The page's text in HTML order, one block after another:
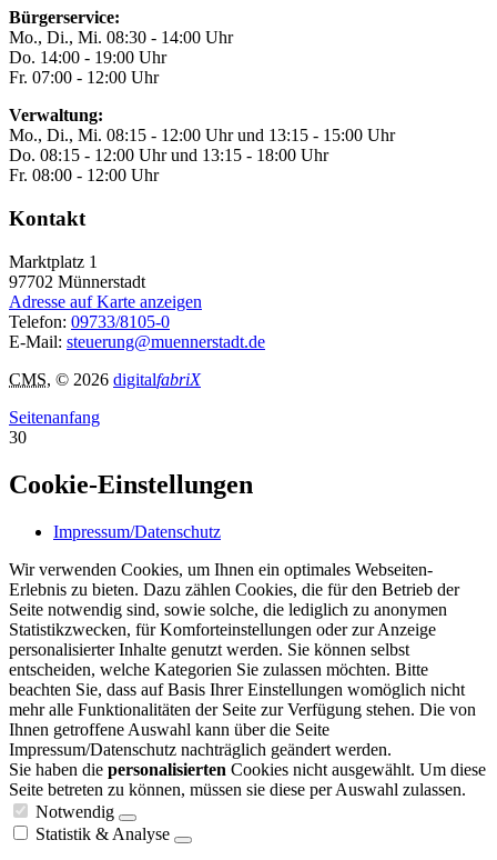
Bürgerservice:
Mo., Di., Mi. 08:30 - 14:00 Uhr
Do. 14:00 - 19:00 Uhr
Fr. 07:00 - 12:00 Uhr
Verwaltung:
Mo., Di., Mi. 08:15 - 12:00 Uhr und 13:15 - 15:00 Uhr
Do. 08:15 - 12:00 Uhr und 13:15 - 18:00 Uhr
Fr. 08:00 - 12:00 Uhr
Kontakt
Marktplatz 1
97702 Münnerstadt
Adresse auf Karte anzeigen
Telefon: 09733/8105-0
E-Mail: steuerung@muennerstadt.de
CMS, © 2026 digitalfabriX
Seitenanfang
30
Cookie-Einstellungen
Impressum/Datenschutz
Wir verwenden Cookies, um Ihnen ein optimales Webseiten-
Erlebnis zu bieten. Dazu zählen Cookies, die für den Betrieb der
Seite notwendig sind, sowie solche, die lediglich zu anonymen
Statistikzwecken, für Komforteinstellungen oder zur Anzeige
personalisierter Inhalte genutzt werden. Sie können selbst
entscheiden, welche Kategorien Sie zulassen möchten. Bitte
beachten Sie, dass auf Basis Ihrer Einstellungen womöglich nicht
mehr alle Funktionalitäten der Seite zur Verfügung stehen. Die von
Ihnen getroffene Auswahl kann über die Seite
Impressum/Datenschutz nachträglich geändert werden.
Sie haben die personalisierten Cookies nicht ausgewählt. Um diese
Seite betreten zu können, müssen sie diese per Auswahl zulassen.
Notwendig
Statistik & Analyse